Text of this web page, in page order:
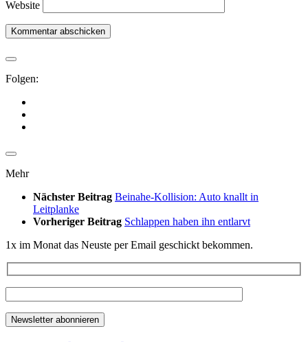
Website
Folgen:
Mehr
Nächster Beitrag Beinahe-Kollision: Auto knallt in
Leitplanke
Vorheriger Beitrag Schlappen haben ihn entlarvt
1x im Monat das Neuste per Email geschickt bekommen.